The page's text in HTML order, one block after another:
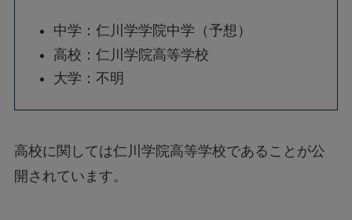
中学：仁川学学院中学（予想）
高校：仁川学院高等学校
大学：不明
高校に関しては仁川学院高等学校であることが公
開されています。